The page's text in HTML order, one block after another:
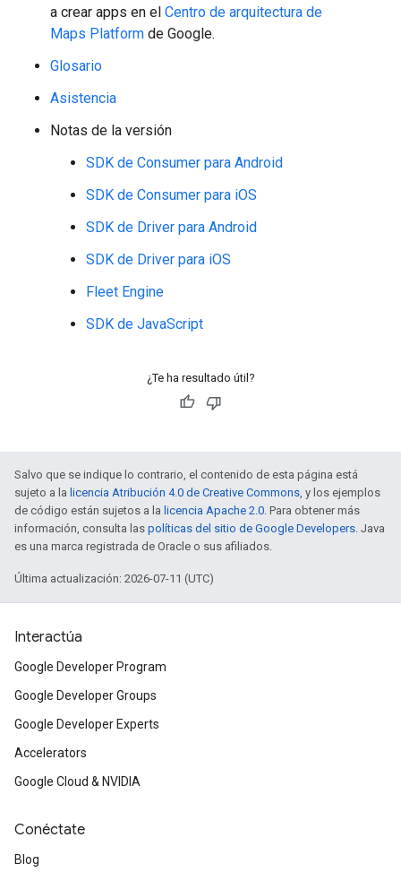
a crear apps en el Centro de arquitectura de
Maps Platform de Google.
Glosario
Asistencia
Notas de la versión
SDK de Consumer para Android
SDK de Consumer para iOS
SDK de Driver para Android
SDK de Driver para iOS
Fleet Engine
SDK de JavaScript
¿Te ha resultado útil?
Salvo que se indique lo contrario, el contenido de esta página está
sujeto a la licencia Atribución 4.0 de Creative Commons, y los ejemplos
de código están sujetos a la licencia Apache 2.0. Para obtener más
información, consulta las políticas del sitio de Google Developers. Java
es una marca registrada de Oracle o sus afiliados.
Última actualización: 2026-07-11 (UTC)
Interactúa
Google Developer Program
Google Developer Groups
Google Developer Experts
Accelerators
Google Cloud & NVIDIA
Conéctate
Blog